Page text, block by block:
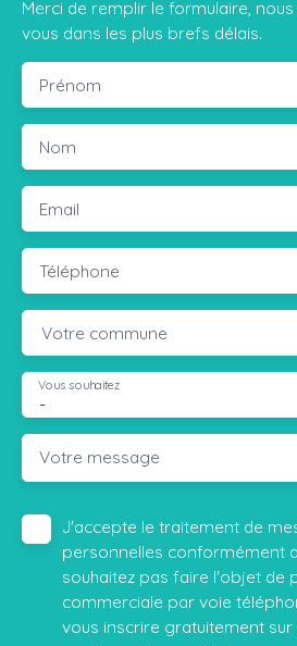
Merci de remplir le formulaire,
vous dans les plus brefs délais.
Prénom
Nom
Email
Téléphone
Votre commune
-
Vous souhaitez
Votre message
J'accepte le traitement de
personnelles conformément
souhaitez pas faire l'objet de
commerciale par voie
vous inscrire gratuitement